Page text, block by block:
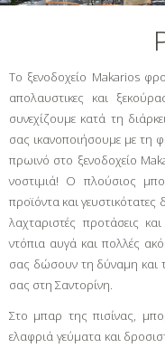
Το ξενοδοχείο Makarios
απολαυστικες και
συνεχίζουμε κατά τη
σας ικανοποιήσουμε με τη
πρωινό στο ξενοδοχείο
νοστιμιά! Ο πλούσιος
προϊόντα και γευστικότατες
λαχταριστές προτάσεις
ντόπια αυγά και πολλές
σας δώσουν τη δύναμη και
σας στη Σαντορίνη.
Στο μπαρ της πισίνας,
ελαφριά γεύματα και